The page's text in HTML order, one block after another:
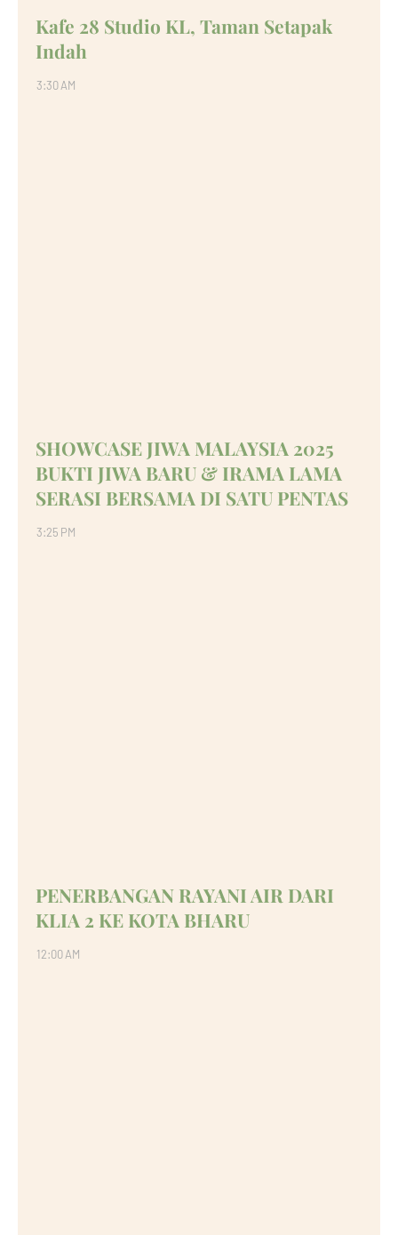
Kafe 28 Studio KL, Taman Setapak
Indah
3:30 AM
SHOWCASE JIWA MALAYSIA 2025
BUKTI JIWA BARU & IRAMA LAMA
SERASI BERSAMA DI SATU PENTAS
3:25 PM
PENERBANGAN RAYANI AIR DARI
KLIA 2 KE KOTA BHARU
12:00 AM